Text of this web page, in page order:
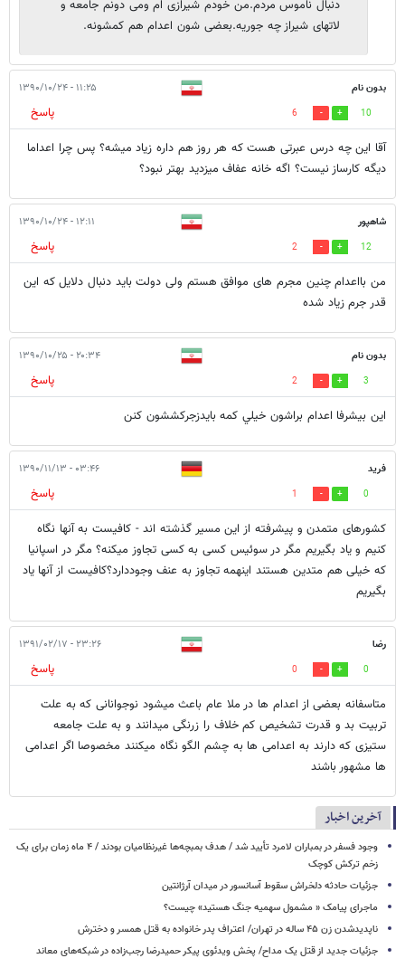
دنبال ناموس مردم.من خودم شیرازی ام ومی دونم جامعه و
لاتهای شیراز چه جوریه.بعضی شون اعدام هم کمشونه.
بدون نام ۱۱:۲۵ - ۱۳۹۰/۱۰/۲۴
10
6
پاسخ
آقا این چه درس عبرتی هست که هر روز هم داره زیاد میشه؟ پس چرا اعداما
دیگه کارساز نیست؟ اگه خانه عفاف میزدید بهتر نبود؟
شاهپور ۱۲:۱۱ - ۱۳۹۰/۱۰/۲۴
12
2
پاسخ
من بااعدام چنین مجرم های موافق هستم ولی دولت باید دنبال دلایل که این
قدر جرم زیاد شده
بدون نام ۲۰:۳۴ - ۱۳۹۰/۱۰/۲۵
3
2
پاسخ
اين بيشرفا اعدام براشون خيلي كمه بايدزجركششون كنن
فرید ۰۳:۴۶ - ۱۳۹۰/۱۱/۱۳
0
1
پاسخ
کشورهای متمدن و پیشرفته از این مسیر گذشته اند - کافیست به آنها نگاه
کنیم و یاد بگیریم مگر در سوئیس کسی به کسی تجاوز میکنه؟ مگر در اسپانیا
که خیلی هم متدین هستند اینهمه تجاوز به عنف وجوددارد؟کافیست از آنها یاد
بگیریم
رضا ۲۳:۲۶ - ۱۳۹۱/۰۲/۱۷
0
0
پاسخ
متاسفانه بعضی از اعدام ها در ملا عام باعث میشود نوجوانانی که به علت
تربیت بد و قدرت تشخیص کم خلاف را زرنگی میدانند و به علت جامعه
ستیزی که دارند به اعدامی ها به چشم الگو نگاه میکنند مخصوصا اگر اعدامی
ها مشهور باشند
آخرین اخبار
وجود فسفر در بمباران لامرد تأیید شد / هدف بمبچه‌ها غیرنظامیان بودند / ۴ ماه زمان برای یک
زخم ترکش کوچک
جزئیات حادثه دلخراش سقوط آسانسور در میدان آرژانتین
ماجرای پیامک « مشمول سهمیه جنگ هستید» چیست؟
ناپدیدشدن زن ۴۵ ساله در تهران/ اعتراف پدر خانواده به قتل همسر و دخترش
جزئیات جدید از قتل یک مداح/ پخش ویدئوی پیکر حمیدرضا رجب‌زاده در شبکه‌های معاند